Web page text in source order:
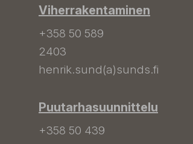
Viherrakentaminen
+358 50 589
2403
henrik.sund(a)sunds.fi
Puutarhasuunnittelu
+358 50 439